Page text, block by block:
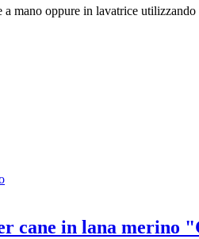
a mano oppure in lavatrice
cane in lana merino